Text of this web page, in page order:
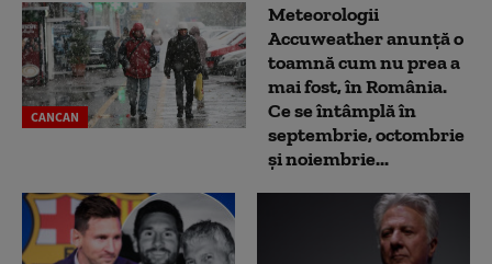
CANCAN
Meteorologii
Accuweather anunță o
toamnă cum nu prea a
mai fost, în România.
Ce se întâmplă în
septembrie, octombrie
și noiembrie...